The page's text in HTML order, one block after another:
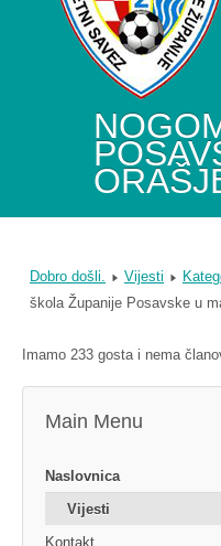
Dobro došli. Vijesti
škola Županije Posavske u
Imamo 233 gosta i nema
Main Menu
Naslovnica
Vijesti
Kontakt